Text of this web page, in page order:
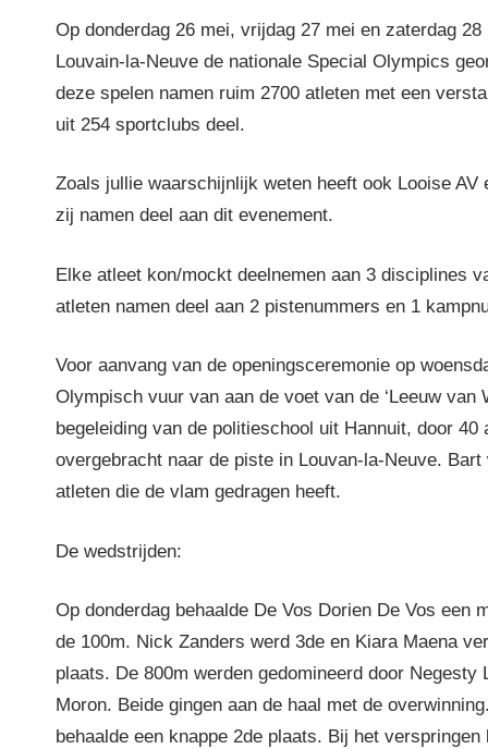
Op donderdag 26 mei, vrijdag 27 mei en zaterdag 28
Louvain-la-Neuve de nationale Special Olympics
deze spelen namen ruim 2700 atleten met een
uit 254 sportclubs deel.
Zoals jullie waarschijnlijk weten heeft ook Looise AV
zij namen deel aan dit evenement.
Elke atleet kon/mockt deelnemen aan 3 disciplines
atleten namen deel aan 2 pistenummers en 1
Voor aanvang van de openingsceremonie op
Olympisch vuur van aan de voet van de ‘Leeuw van
begeleiding van de politieschool uit Hannuit, door 40
overgebracht naar de piste in Louvan-la-Neuve. Bart
atleten die de vlam gedragen heeft.
De wedstrijden:
Op donderdag behaalde De Vos Dorien De Vos een
de 100m. Nick Zanders werd 3de en Kiara Maena
plaats. De 800m werden gedomineerd door Negesty
Moron. Beide gingen aan de haal met de
behaalde een knappe 2de plaats. Bij het verspringen